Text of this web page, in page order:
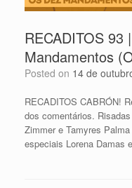
RECADITOS 93
Mandamentos
Posted on 14 de
RECADITOS CABRÓN!
dos comentários.
Zimmer e Tamyres
especiais Lorena Damas